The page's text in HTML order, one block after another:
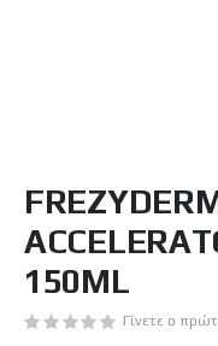
στην
της
συλλογής
εικόνων
150ML
Γίνετε ο